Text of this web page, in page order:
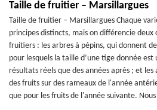
Taille de fruitier – Marsillargues
Taille de fruitier – Marsillargues Chaque
principes distincts, mais on différencie
fruitiers : les arbres à pépins, qui donnent
pour lesquels la taille d’une tige donnée
résultats réels que des années après ; et
des fruits sur des rameaux de l'année
que pour les fruits de l'année suivante.